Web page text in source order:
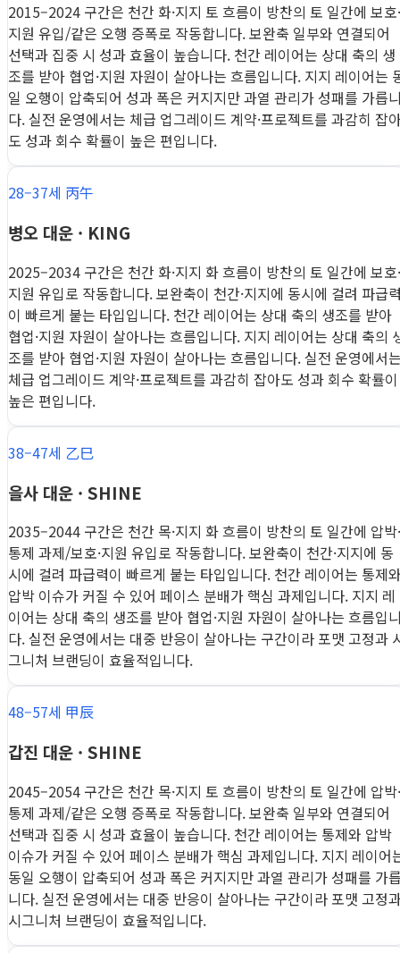
2015–2024 구간은 천간 화·지지 토 흐름이 방찬의 토 일간에 보호·
지원 유입/같은 오행 증폭로 작동합니다. 보완축 일부와 연결되어
선택과 집중 시 성과 효율이 높습니다. 천간 레이어는 상대 축의 생
조를 받아 협업·지원 자원이 살아나는 흐름입니다. 지지 레이어는
일 오행이 압축되어 성과 폭은 커지지만 과열 관리가 성패를 가릅
다. 실전 운영에서는 체급 업그레이드 계약·프로젝트를 과감히 잡
도 성과 회수 확률이 높은 편입니다.
28–37세 丙午
병오 대운 · KING
2025–2034 구간은 천간 화·지지 화 흐름이 방찬의 토 일간에 보호·
지원 유입로 작동합니다. 보완축이 천간·지지에 동시에 걸려 파급
이 빠르게 붙는 타입입니다. 천간 레이어는 상대 축의 생조를 받아
협업·지원 자원이 살아나는 흐름입니다. 지지 레이어는 상대 축의
조를 받아 협업·지원 자원이 살아나는 흐름입니다. 실전 운영에서
체급 업그레이드 계약·프로젝트를 과감히 잡아도 성과 회수 확률이
높은 편입니다.
38–47세 乙巳
을사 대운 · SHINE
2035–2044 구간은 천간 목·지지 화 흐름이 방찬의 토 일간에 압박·
통제 과제/보호·지원 유입로 작동합니다. 보완축이 천간·지지에 동
시에 걸려 파급력이 빠르게 붙는 타입입니다. 천간 레이어는 통제
압박 이슈가 커질 수 있어 페이스 분배가 핵심 과제입니다. 지지 레
이어는 상대 축의 생조를 받아 협업·지원 자원이 살아나는 흐름입
다. 실전 운영에서는 대중 반응이 살아나는 구간이라 포맷 고정과
그니처 브랜딩이 효율적입니다.
48–57세 甲辰
갑진 대운 · SHINE
2045–2054 구간은 천간 목·지지 토 흐름이 방찬의 토 일간에 압박·
통제 과제/같은 오행 증폭로 작동합니다. 보완축 일부와 연결되어
선택과 집중 시 성과 효율이 높습니다. 천간 레이어는 통제와 압박
이슈가 커질 수 있어 페이스 분배가 핵심 과제입니다. 지지 레이어
동일 오행이 압축되어 성과 폭은 커지지만 과열 관리가 성패를 가
니다. 실전 운영에서는 대중 반응이 살아나는 구간이라 포맷 고정
시그니처 브랜딩이 효율적입니다.